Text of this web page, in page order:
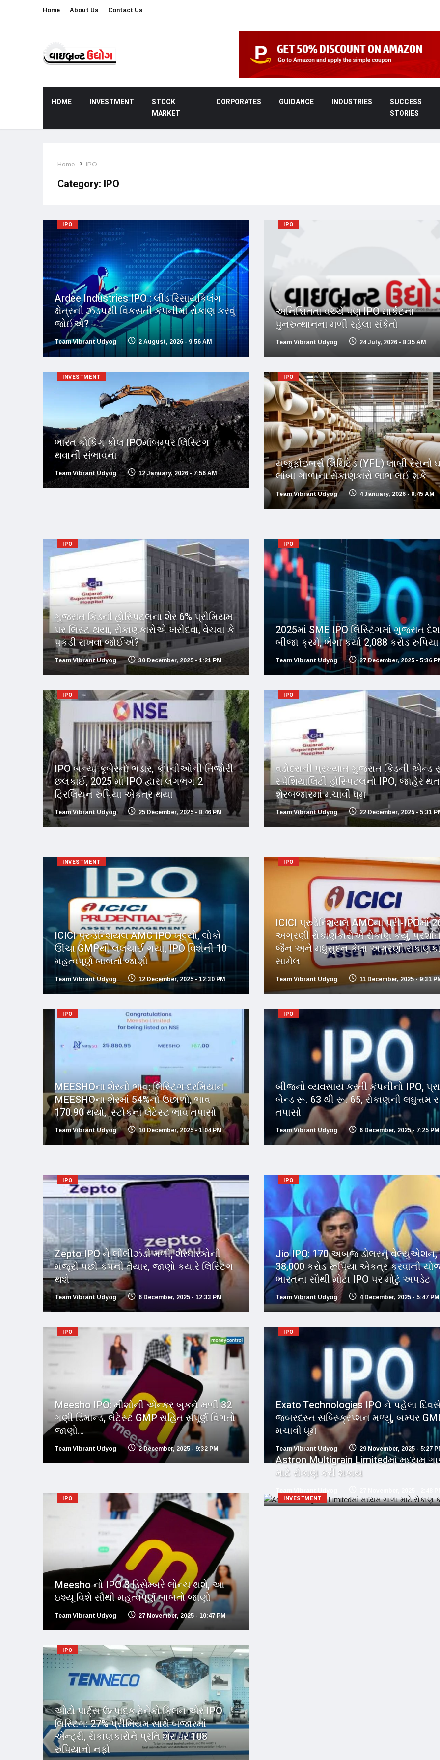
Home About Us Contact Us
HOME INVESTMENT
STOCK
MARKET
CORPORATES GUIDANCE INDUSTRIES
SUCCESS
STORIES
Home IPO
Category: IPO
IPO
Ardee Industries IPO : લીડ રિસાયક્લિંગ
ક્ષેત્રની ઝડપથી વિકસતી કંપનીમાં રોકાણ કરવું
જોઈએ?
Team Vibrant Udyog 2 August, 2026 - 9:56 AM
IPO
અનિશ્ચિતતા વચ્ચે પણ IPO માર્કેટના
પુનરુત્થાનના મળી રહેલા સંકેતો
Team Vibrant Udyog 24 July, 2026 - 8:35 AM
INVESTMENT
ભારત કોકિંગ કોલ IPOમાંબમ્પર લિસ્ટિંગ
થવાની સંભાવના
Team Vibrant Udyog 12 January, 2026 - 7:56 AM
IPO
યજુર્ફાઇબર્સ લિમિટેડ (YFL) લાબી રેસનો
લાંબા ગાળાના રોકાણકારો લાભ લઈ શકે
Team Vibrant Udyog 4 January, 2026 - 9:45 AM
IPO
ગુજરાત કિડની હોસ્પિટલના શેર 6% પ્રીમિયમ
પર લિસ્ટ થયા, રોકાણકારોએ ખરીદવા, વેચવા કે
પકડી રાખવા જોઈએ?
Team Vibrant Udyog 30 December, 2025 - 1:21 PM
IPO
2025માં SME IPO લિસ્ટિંગમાં ગુજરાત
બીજા ક્રમે, ભેગા કર્યા 2,088 કરોડ રુપિયા
Team Vibrant Udyog 27 December, 2025 - 5:36
IPO
IPO બન્યા કૂબેરનો ભંડાર, કંપનીઓની તિજોરી
છલકાઈ, 2025 માં IPO દ્વારા લગભગ 2
ટ્રિલિયન રુપિયા એકત્ર થયા
Team Vibrant Udyog 25 December, 2025 - 8:46 PM
IPO
વડોદરાની પ્રખ્યાત ગુજરાત કિડની એન્ડ
સ્પેશિયાલિટી હોસ્પિટલનો IPO, જાહેર
શેરબજારમાં મચાવી ધૂમ
Team Vibrant Udyog 22 December, 2025 - 5:31
INVESTMENT
ICICI પ્રુડેન્શિયલ AMC IPO ખૂલ્યો, લોકો
ઊંચા GMPથી લલચાઈ ગયા, IPO વિશેની 10
મહત્વપૂર્ણ બાબતો જાણો
Team Vibrant Udyog 12 December, 2025 - 12:30 PM
IPO
ICICI પ્રુડેન્શિયલ AMCના પ્રી-IPOમાં
અગ્રણી રોકાણકારોએ રોકાણ કર્યું, પ્રશાંત
જૈન અને મધુસુદન કેલા અગ્રણી
સામેલ
Team Vibrant Udyog 11 December, 2025 - 9:31
IPO
MEESHOના શેરનો ભાવ: લિસ્ટિંગ દરમિયાન
MEESHOના શેરમાં 54%નો ઉછાળો, ભાવ
170.90 થયો, સ્ટોકનાં લેટેસ્ટ ભાવ તપાસો
Team Vibrant Udyog 10 December, 2025 - 1:04 PM
IPO
બીજનો વ્યવસાય કરતી કંપનીનો IPO,
બેન્ડ રૂ. 63 થી રૂ. 65, રોકાણની લઘુત્તમ
તપાસો
Team Vibrant Udyog 6 December, 2025 - 7:25 PM
IPO
Zepto IPO ને લીલીઝંડી મળી, શેરધારકોની
મંજૂરી પછી કંપની તૈયાર, જાણો ક્યારે લિસ્ટિંગ
થશે
Team Vibrant Udyog 6 December, 2025 - 12:33 PM
IPO
Jio IPO: 170 અબજ ડોલરનું વેલ્યુએશન,
38,000 કરોડ રૂપિયા એકત્ર કરવાની
ભારતના સૌથી મોટા IPO પર મોટું અપડેટ
Team Vibrant Udyog 4 December, 2025 - 5:47 PM
IPO
Meesho IPO: મીશોની એન્કર બુકને મળી 32
ગણી ડિમાન્ડ, લેટેસ્ટ GMP સહિત સંપૂર્ણ વિગતો
જાણો…
Team Vibrant Udyog 2 December, 2025 - 9:32 PM
IPO
Exato Technologies IPO ને પહેલા
જબરદસ્ત સબ્સ્ક્રિપ્શન મળ્યું, બમ્પર
મચાવી ધૂમ
Team Vibrant Udyog 29 November, 2025 - 5:27
IPO
Meesho નો IPO 3 ડિસેમ્બરે લોન્ચ થશે, આ
ઇશ્યૂ વિશે સૌથી મહત્વપૂર્ણ બાબતો જાણો
Team Vibrant Udyog 27 November, 2025 - 10:47 PM
INVESTMENT
Astron Multigrain Limitedમાં મધ્યમ
માટે રોકાણ કરી શકાય
IPO
ઓટો પાર્ટ્સ ઉત્પાદક ટેનેકો ક્લિન એર IPO
લિસ્ટિંગ: 27% પ્રીમિયમ સાથે બજારમાં
એન્ટ્રી, રોકાણકારોને પ્રતિ શેર પર 108
રુપિયાનો નફો